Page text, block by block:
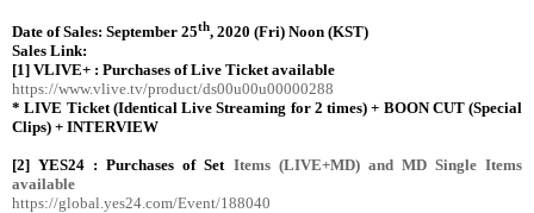
Date of Sales: September 25th, 2020 (Fri) Noon (KST)
Sales Link:
[1] VLIVE+ : Purchases of Live Ticket available
https://www.vlive.tv/product/ds00u00u00000288
* LIVE Ticket (Identical Live Streaming for 2 times) + BOON CUT (Special
Clips) + INTERVIEW
[2] YES24 : Purchases of Set Items (LIVE+MD) and MD Single Items
available
https://global.yes24.com/Event/188040